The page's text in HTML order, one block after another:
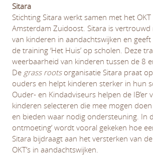
Sitara
Stichting Sitara werkt samen met het
Amsterdam Zuidoost. Sitara is vertrouwd
van kinderen in aandachtswijken en geeft
de training ‘Het Huis’ op scholen. Deze
weerbaarheid van kinderen tussen de 8
De grass rootsorganisatie Sitara praat
ouders en helpt kinderen sterker in hun
Ouder- en Kindadviseurs helpen de IB’er
kinderen selecteren die mee mogen
en bieden waar nodig ondersteuning. In
ontmoeting’ wordt vooral gekeken hoe
Sitara bijdraagt aan het versterken van
OKT’s in aandachtswijken.